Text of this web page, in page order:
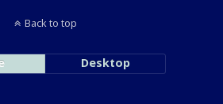
Back to top
Desktop